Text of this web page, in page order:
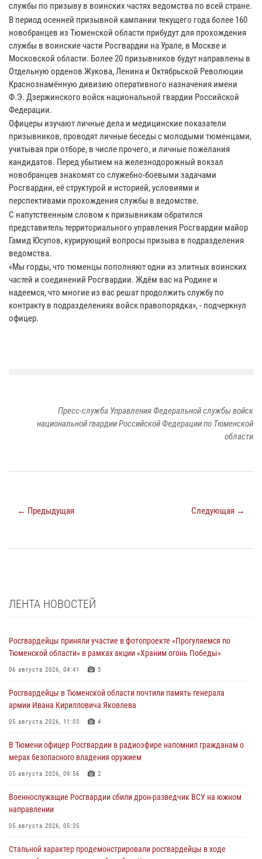
службы по призыву в воинских частях ведомства по всей стране.
В период осенней призывной кампании текущего года более 160
новобранцев из Тюменской области прибудут для прохождения
службы в воинские части Росгвардии на Урале, в Москве и
Московской области. Более 20 призывников будут направлены в
Отдельную орденов Жукова, Ленина и Октябрьской Революции
Краснознамённую дивизию оперативного назначения имени
Ф.Э. Дзержинского войск национальной гвардии Российской
Федерации.
Офицеры изучают личные дела и медицинские показатели
призывников, проводят личные беседы с молодыми тюменцами,
учитывая при отборе, в числе прочего, и личные пожелания
кандидатов. Перед убытием на железнодорожный вокзал
новобранцев знакомят со служебно-боевыми задачами
Росгвардии, её структурой и историей, условиями и
перспективами прохождения службы в ведомстве.
С напутственным словом к призывникам обратился
представитель территориального управления Росгвардии майор
Гамид Юсупов, курирующий вопросы призыва в подразделения
ведомства.
«Мы горды, что тюменцы пополняют одни из элитных воинских
частей и соединений Росгвардии. Ждём вас на Родине и
надеемся, что многие из вас решат продолжить службу по
контракту в подразделениях войск правопорядка», - подчеркнул
офицер.
Пресс-служба Управления Федеральной службы войск
национальной гвардии Российской Федерации по Тюменской
области
← Предыдущая Следующая →
ЛЕНТА НОВОСТЕЙ
Росгвардейцы приняли участие в фотопроекте «Прогуляемся по
Тюменской области» в рамках акции «Храним огонь Победы»
06 августа 2026, 04:41 3
Росгвардейцы в Тюменской области почтили память генерала
армии Ивана Кирилловича Яковлева
05 августа 2026, 11:03 4
В Тюмени офицер Росгвардии в радиоэфире напомнил гражданам о
мерах безопасного владения оружием
05 августа 2026, 09:56 2
Военнослужащие Росгвардии сбили дрон-разведчик ВСУ на южном
направлении
05 августа 2026, 05:35
Стальной характер продемонстрировали росгвардейцы в ходе